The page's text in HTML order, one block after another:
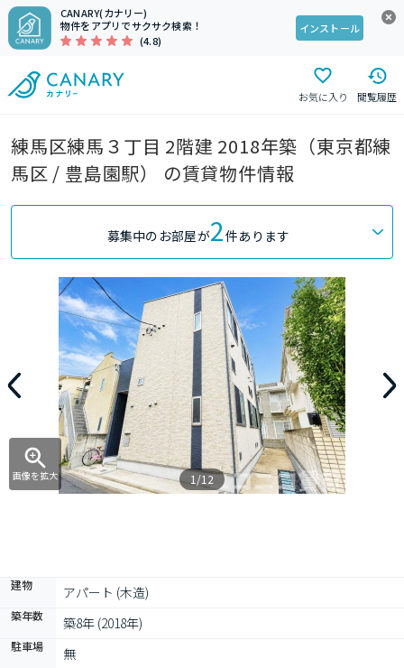
CANARY(カナリー)
物件をアプリでサクサク検索！
(4.8)
インストール
お気に入り 閲覧履歴
練馬区練馬３丁目 2階建 2018年築（東京都練
馬区 / 豊島園駅） の賃貸物件情報
募集中のお部屋が2件あります
画像を拡大 1/12
建物 アパート (木造)
築年数 築8年 (2018年)
駐車場 無